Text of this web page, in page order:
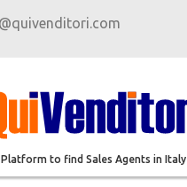
to find Sales Agents in Italy